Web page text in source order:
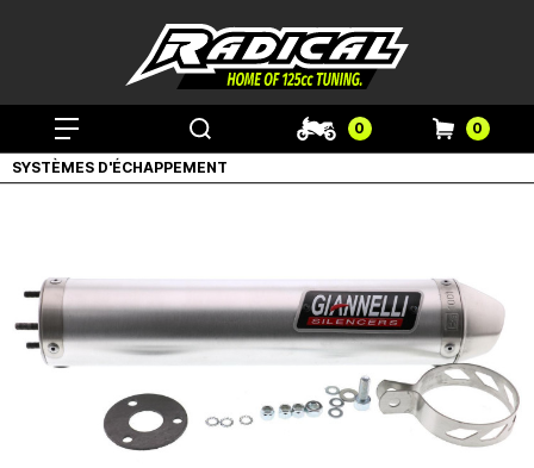
0 0
SYSTÈMES D'ÉCHAPPEMENT